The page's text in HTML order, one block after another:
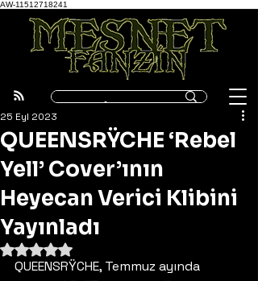
AW-11512718241
QUEENSRŸCHE ‘Rebel
Yell’ Cover’ının
Heyecan Verici Klibini
Yayınladı
25 Eyl 2023
5 üzerinden NaN yıldız
QUEENSRŸCHE, Temmuz ayında